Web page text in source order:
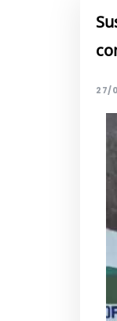
27/